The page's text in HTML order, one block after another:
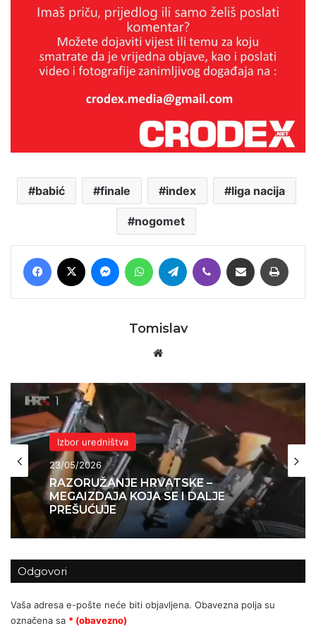
babić finale index liga nacija
nogomet
Facebook MessengerWhatsAppTelegram Viber Podijeli putem E-maila
Tomislav
Izbor uredništva
23/05/2026
RAZORUŽANJE HRVATSKE –
MEGAIZDAJA KOJA SE I DALJE
PREŠUĆUJE
Odgovori
Vaša adresa e-pošte neće biti objavljena. Obavezna polja su
označena sa * (obavezno)